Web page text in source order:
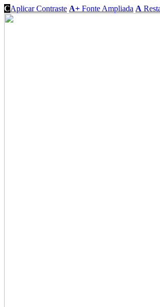
CAplicar Contraste A+ Fonte Ampliada A